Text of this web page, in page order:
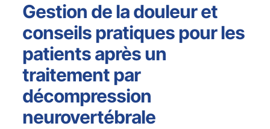
Gestion de la douleur et
conseils pratiques pour les
patients après un
traitement par
décompression
neurovertébrale